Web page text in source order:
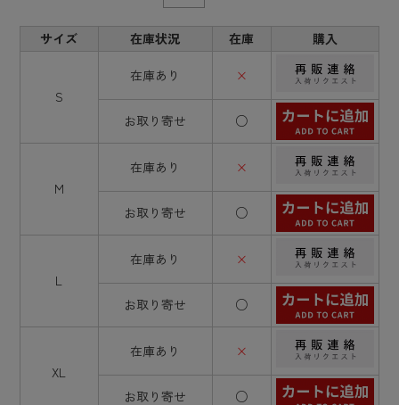
サイズ 在庫状況 在庫 購入
S
在庫あり ×
お取り寄せ ○
M
在庫あり ×
お取り寄せ ○
L
在庫あり ×
お取り寄せ ○
XL
在庫あり ×
お取り寄せ ○